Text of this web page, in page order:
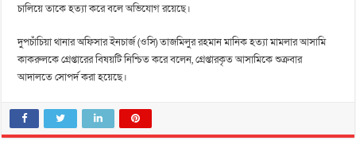
চালিয়ে তাকে হত্যা করে বলে অভিযোগ রয়েছে।
দুপচাঁচিয়া থানার অফিসার ইনচার্জ (ওসি) তাজমিলুর রহমান মানিক হত্যা মামলার আসামি
কাকরুলকে গ্রেপ্তারের বিষয়টি নিশ্চিত করে বলেন, গ্রেপ্তারকৃত আসামিকে শুক্রবার
আদালতে সোপর্দ করা হয়েছে।